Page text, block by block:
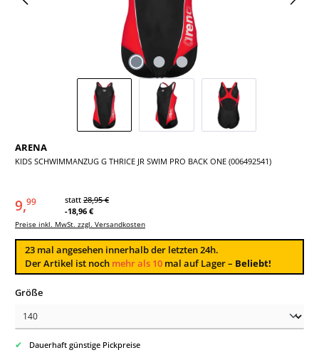
ARENA
KIDS SCHWIMMANZUG G THRICE JR SWIM PRO BACK ONE (006492541)
9,99 statt 28,95 €
-18,96 €
Preise inkl. MwSt. zzgl. Versandkosten
23 mal angesehen innerhalb der letzten 24h.
Der Artikel ist noch mehr als 10 mal auf Lager – Beliebt!
Größeauswählen
✔ Dauerhaft günstige Pickpreise